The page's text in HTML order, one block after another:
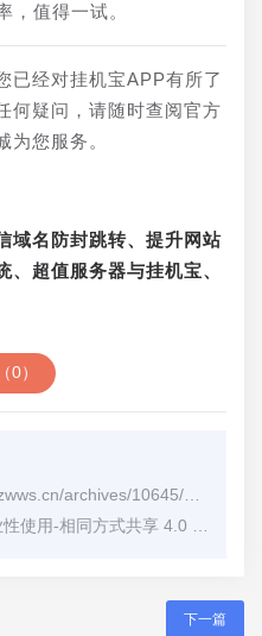
，值得一试。
已经对挂机宝APP有所了
何疑问，请随时查阅官方
为您服务。
域名防封跳转、提升网站
超值服务器与挂机宝、
0）
同方式共享 4.0 国际 (CC BY-NC-SA 4.0)
下一篇